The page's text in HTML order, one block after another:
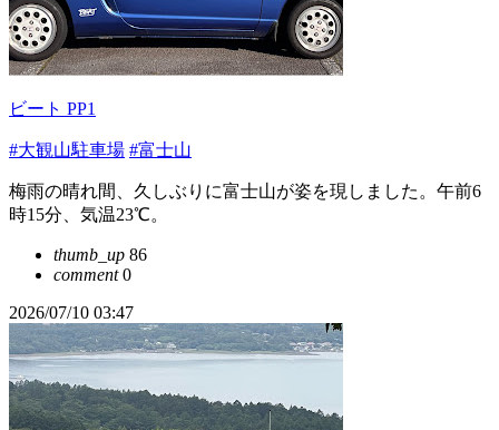
ビート PP1
#大観山駐車場 #富士山
梅雨の晴れ間、久しぶりに富士山が姿を現しました。午前6
時15分、気温23℃。
thumb_up 86
comment0
2026/07/10 03:47